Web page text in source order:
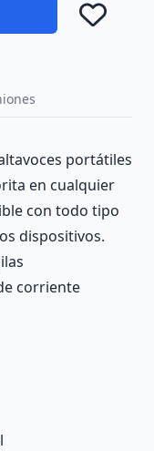
portátiles
en cualquier
con todo tipo
dispositivos.
corriente